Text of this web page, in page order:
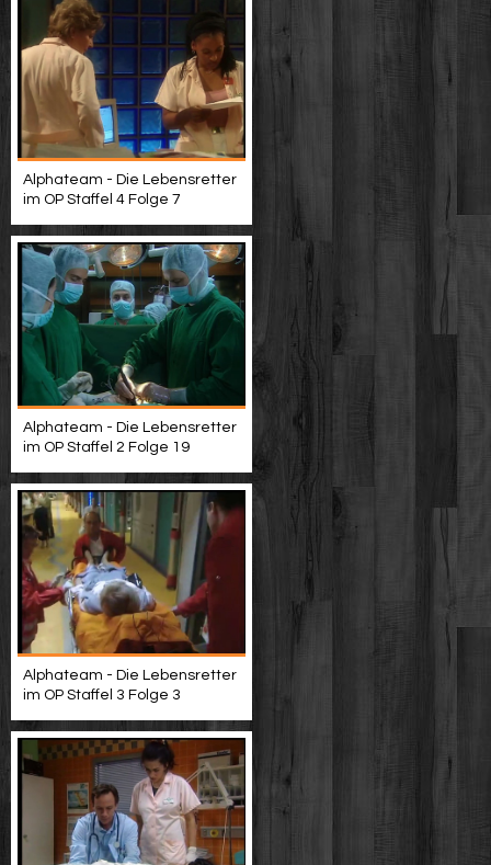
Alphateam - Die Lebensretter
im OP Staffel 4 Folge 7
Alphateam - Die Lebensretter
im OP Staffel 2 Folge 19
Alphateam - Die Lebensretter
im OP Staffel 3 Folge 3